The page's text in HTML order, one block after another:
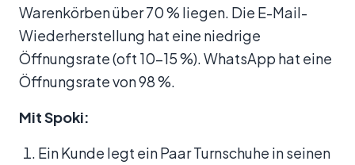
Warenkörben über 70 % liegen. Die E-Mail-
Wiederherstellung hat eine niedrige
Öffnungsrate (oft 10-15 %). WhatsApp hat eine
Öffnungsrate von 98 %.
Mit Spoki:
Ein Kunde legt ein Paar Turnschuhe in seinen